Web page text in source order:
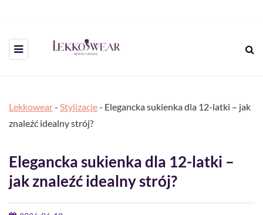
Lekkowear- Stylizacje- Elegancka sukienka dla 12-latki – jak
znaleźć idealny strój?
Elegancka sukienka dla 12-latki –
jak znaleźć idealny strój?